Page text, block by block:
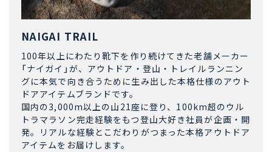
NAIGAI TRAIL
100年以上にわたり靴下を作り続けてきた老舗メーカー
「ナイガイ」が、アウトドア・登山・トレイルランニン
グに本気で向き合うために生み出した本格仕様のアウト
ドアアイテムブランドです。
国内の3,000m以上の山21座に登り、100km超のウル
トラマラソン完走経験をもつ登山大好き社員が企画・開
発。リアルな経験とこだわりがつまった本格アウトドア
アイテムをお届けします。